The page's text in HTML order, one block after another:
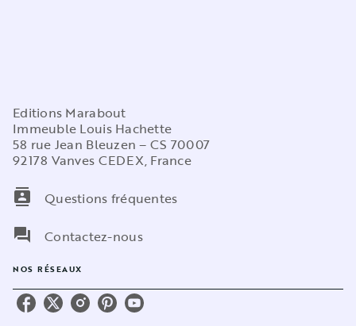
Editions Marabout
Immeuble Louis Hachette
58 rue Jean Bleuzen – CS 70007
92178 Vanves CEDEX, France
contacts
Questions fréquentes
question_answer
Contactez-nous
NOS RÉSEAUX